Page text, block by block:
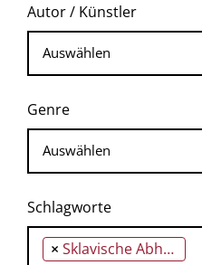
Autor / Künstler
Genre
Schlagworte
× Sklavische Abhängigkeit